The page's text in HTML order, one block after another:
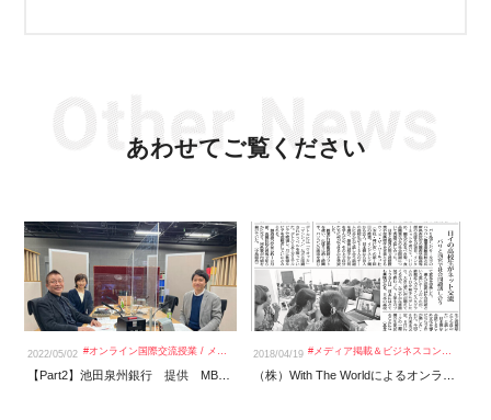
あわせてご覧ください
2022/05/02 #オンライン国際交流授業/ メディア掲載＆ビジネスコンテスト 2018/04/19 #メディア掲載＆ビジネスコンテスト